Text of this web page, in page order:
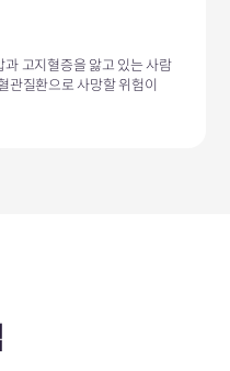
고지혈증을 앓고 있는 사람
관질환으로 사망할 위험이